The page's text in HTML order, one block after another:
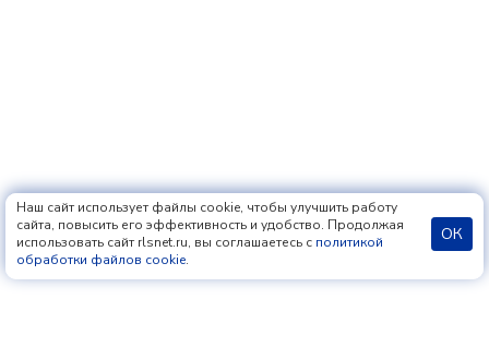
Наш сайт использует файлы cookie, чтобы улучшить работу
сайта, повысить его эффективность и удобство. Продолжая
использовать сайт rlsnet.ru, вы соглашаетесь с политикой
обработки файлов cookie.
ОК